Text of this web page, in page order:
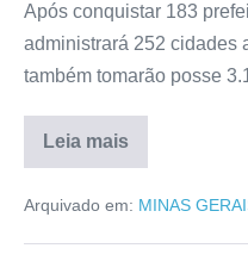
Após conquistar 183
administrará 252 cidades
também tomarão posse
Leia mais
Arquivado em: MINAS